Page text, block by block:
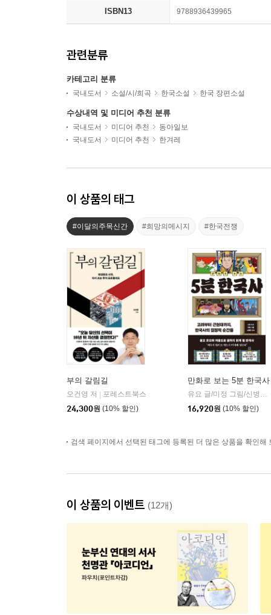
ISBN13 9788936439965
관련분류
카테고리 분류
국내도서 소설/시/희곡 한국소설 한국 장편소설
수상내역 및 미디어 추천 분류
국내도서 미디어 추천
동아일보
국내도서
미디어 추천 한겨레
이 상품의 태그
#이달의주목신간 #희망의메시지 #한국전쟁
부의 갈림길
오건영 저
포레스트북스
24,300원 (10% 할인)
만화로 보는 5분 한국사
유요 글/미정 그림/신병주 감수
16,920원 (10% 할인)
검색 페이지에서 선택된 태그에 등록된 더 많은 상품을 확인해
이 상품의 이벤트 (12개)